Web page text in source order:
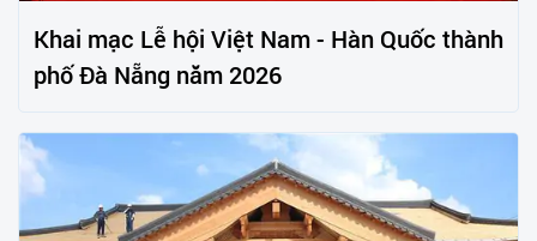
Khai mạc Lễ hội Việt Nam - Hàn Quốc thành
phố Đà Nẵng năm 2026